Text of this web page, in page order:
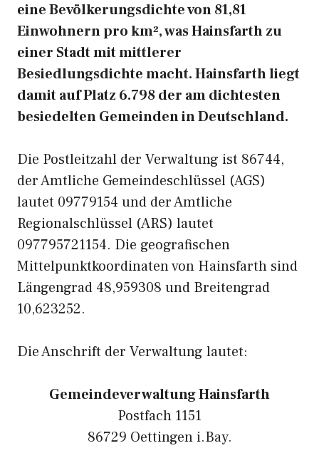
eine Bevölkerungsdichte von 81,81
Einwohnern pro km², was Hainsfarth zu
einer Stadt mit mittlerer
Besiedlungsdichte macht. Hainsfarth liegt
damit auf Platz 6.798 der am dichtesten
besiedelten Gemeinden in Deutschland.
Die Postleitzahl der Verwaltung ist 86744,
der Amtliche Gemeindeschlüssel (AGS)
lautet 09779154 und der Amtliche
Regionalschlüssel (ARS) lautet
097795721154. Die geografischen
Mittelpunktkoordinaten von Hainsfarth sind
Längengrad 48,959308 und Breitengrad
10,623252.
Die Anschrift der Verwaltung lautet:
Gemeindeverwaltung Hainsfarth
Postfach 1151
86729 Oettingen i.Bay.